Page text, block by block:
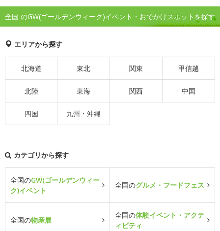
全国 のGW(ゴールデンウィーク)イベント・おでかけスポットを探す
エリアから探す
北海道 東北 関東 甲信越
北陸 東海 関西 中国
四国 九州・沖縄
カテゴリから探す
全国のGW(ゴールデンウィー
ク)イベント
全国のグルメ・フードフェス
全国の物産展
全国の体験イベント・アクテ
ィビティ